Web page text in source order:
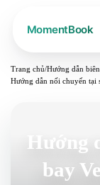
Trang chủ/Hướng dẫn
Hướng dẫn nối chuyến tại
Hướng
bay